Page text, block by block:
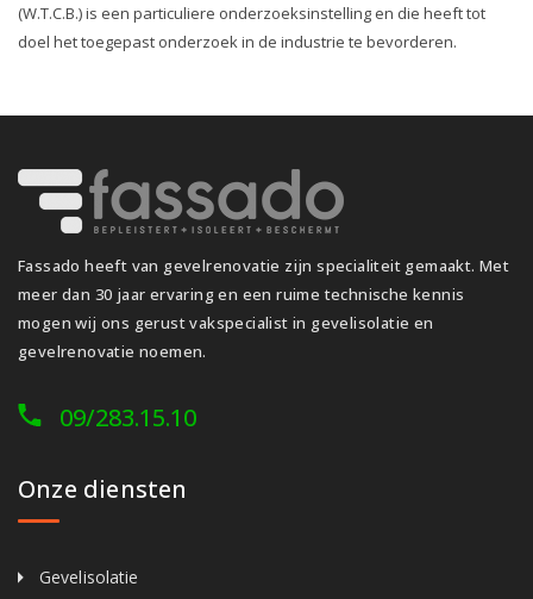
(W.T.C.B.) is een particuliere onderzoeksinstelling en die heeft tot
doel het toegepast onderzoek in de industrie te bevorderen.
Fassado heeft van gevelrenovatie zijn specialiteit gemaakt. Met
meer dan 30 jaar ervaring en een ruime technische kennis
mogen wij ons gerust vakspecialist in gevelisolatie en
gevelrenovatie noemen.
09/283.15.10
Onze diensten
Gevelisolatie